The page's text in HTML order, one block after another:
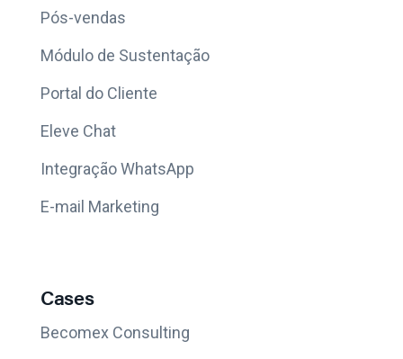
Pós-vendas
Módulo de Sustentação
Portal do Cliente
Eleve Chat
Integração WhatsApp
E-mail Marketing
Cases
Becomex Consulting